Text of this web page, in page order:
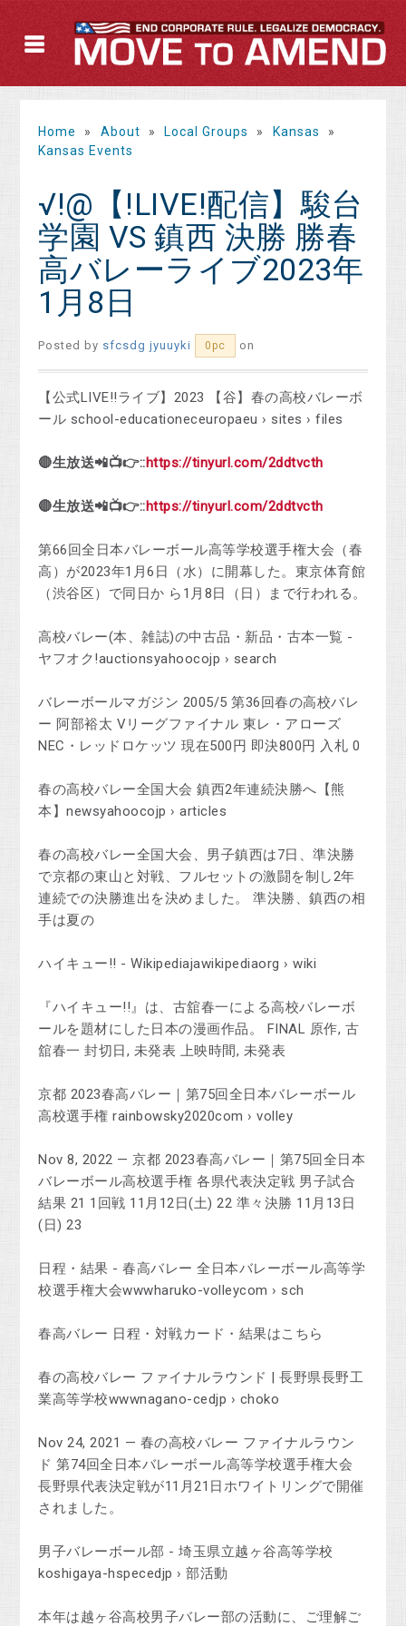
Home » About » Local Groups » Kansas
»
Kansas Events
√!@【!LIVE!配信】駿台
学園 VS 鎮西 決勝 勝春
高バレーライブ2023年
1月8日
Posted by sfcsdg jyuuyki 0pc on
【公式LIVE!!ライブ】2023 【谷】春の高校バレーボ
ール school-educationeceuropaeu › sites › files
🔴生放送📲📺👉::https://tinyurl.com/2ddtvcth
🔴生放送📲📺👉::https://tinyurl.com/2ddtvcth
第66回全日本バレーボール高等学校選手権大会（春
高）が2023年1月6日（水）に開幕した。東京体育館
（渋谷区）で同日か ら1月8日（日）まで行われる。
高校バレー(本、雑誌)の中古品・新品・古本一覧 -
ヤフオク!auctionsyahoocojp › search
バレーボールマガジン 2005/5 第36回春の高校バレ
ー 阿部裕太 Vリーグファイナル 東レ・アローズ
NEC・レッドロケッツ 現在500円 即決800円 入札 0
春の高校バレー全国大会 鎮西2年連続決勝へ【熊
本】newsyahoocojp › articles
春の高校バレー全国大会、男子鎮西は7日、準決勝
で京都の東山と対戦、フルセットの激闘を制し2年
連続での決勝進出を決めました。 準決勝、鎮西の相
手は夏の
ハイキュー!! - Wikipediajawikipediaorg › wiki
『ハイキュー!!』は、古舘春一による高校バレーボ
ールを題材にした日本の漫画作品。 FINAL 原作, 古
舘春一 封切日, 未発表 上映時間, 未発表
京都 2023春高バレー｜第75回全日本バレーボール
高校選手権 rainbowsky2020com › volley
Nov 8, 2022 — 京都 2023春高バレー｜第75回全日本
バレーボール高校選手権 各県代表決定戦 男子試合
結果 21 1回戦 11月12日(土) 22 準々決勝 11月13日
(日) 23
日程・結果 - 春高バレー 全日本バレーボール高等学
校選手権大会wwwharuko-volleycom › sch
春高バレー 日程・対戦カード・結果はこちら
春の高校バレー ファイナルラウンド | 長野県長野工
業高等学校wwwnagano-cedjp › choko
Nov 24, 2021 — 春の高校バレー ファイナルラウン
ド 第74回全日本バレーボール高等学校選手権大会
長野県代表決定戦が11月21日ホワイトリングで開催
されました。
男子バレーボール部 - 埼玉県立越ヶ谷高等学校
koshigaya-hspecedjp › 部活動
本年は越ヶ谷高校男子バレー部の活動に、ご理解ご